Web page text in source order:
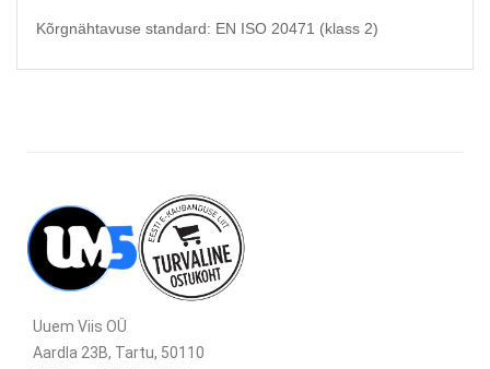
Kõrgnähtavuse standard: EN ISO 20471 (klass 2)
Uuem Viis OÜ
Aardla 23B, Tartu, 50110